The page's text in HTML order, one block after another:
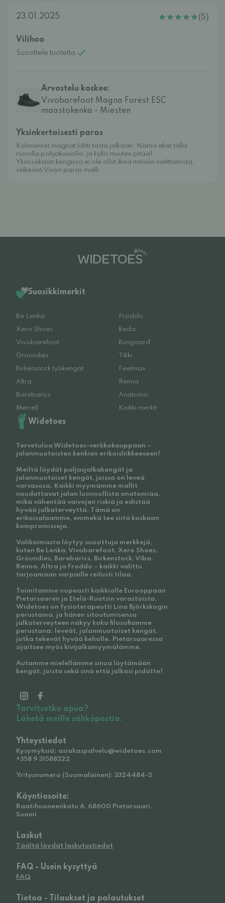
23.01.2025 (5)
Vilihoo
Suosittele tuotetta
Arvostelu koskee:
Vivobarefoot Magna Forest ESC
maastokenkä - Miesten
Yksinkertaisesti paras
Kolmannet magnat lähti tästä jalkaan. Nämä ekat tällä
ruovilla pohjakuviolla, ja kyllä muuten pitää!
Yksissäkään kengissä ei ole ollut ikinä mitään valittamista,
selkeästi Vivon paras malli
Suosikkimerkit
Be Lenka
Froddo
Xero Shoes
Beda
Vivobarefoot
Bungaard
Groundies
Tikki
Birkenstock työkengät
Feelmax
Altra
Reima
Barebarics
Anatomic
Merrell
Kaikki merkit
Widetoes
Tervetuloa Widetoes-verkkokauppaan –
jalanmuotoisten kenkien erikoisliikkeeseen!
Meiltä löydät paljasjalkakengät ja
jalanmuotoiset kengät, joissa on leveä
varvasosa. Kaikki myymämme mallit
noudattavat jalan luonnollista anatomiaa,
mikä vähentää vaivojen riskiä ja edistää
hyvää jalkaterveyttä. Tämä on
erikoisalaamme, emmekä tee siitä koskaan
kompromisseja.
Valikoimasta löytyy suosittuja merkkejä,
kuten Be Lenka, Vivobarefoot, Xero Shoes,
Groundies, Barebarics, Birkenstock, Viba,
Reima, Altra ja Froddo – kaikki valittu
tarjoamaan varpaille reilusti tilaa.
Toimitamme nopeasti kaikkialle Eurooppaan
Pietarsaaren ja Etelä-Ruotsin varastoista.
Widetoes on fysioterapeutti Lina Björkskogin
perustama, ja hänen sitoutumisensa
jalkaterveyteen näkyy koko filosofiamme
perustana: leveät, jalanmuotoiset kengät,
jotka tekevät hyvää keholle. Pietarsaaressa
sijaitsee myös kivijalkamyymälämme.
Autamme mielellämme sinua löytämään
kengät, joista sekä sinä että jalkasi pidätte!
Tarvitsetko apua?
Lähetä meille sähköpostia.
Yhteystiedot
Kysymyksiä: asiakaspalvelu@widetoes.com
+358 9 31588322
Yritysnumero (Suomalainen): 3324484-5
Käyntiosoite:
Raatihuoneenkatu 6, 68600 Pietarsaari,
Suomi
Laskut
Täältä löydät laskutustiedot
FAQ - Usein kysyttyä
FAQ
Tietoa - Tilaukset ja palautukset